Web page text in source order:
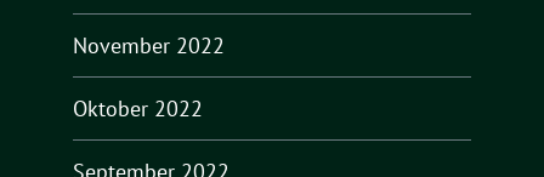
November 2022
Oktober 2022
September 2022